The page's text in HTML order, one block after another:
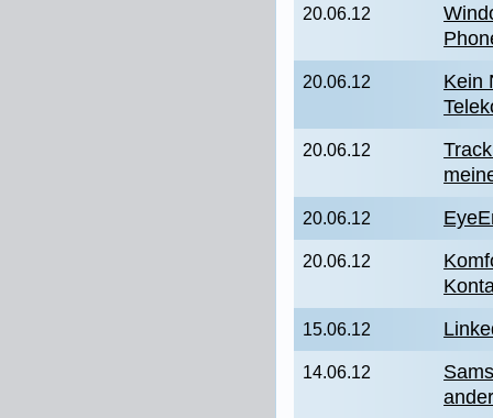
20.06.12
20.06.12
Kein
20.06.12
20.06.12
20.06.12
15.06.12
14.06.12